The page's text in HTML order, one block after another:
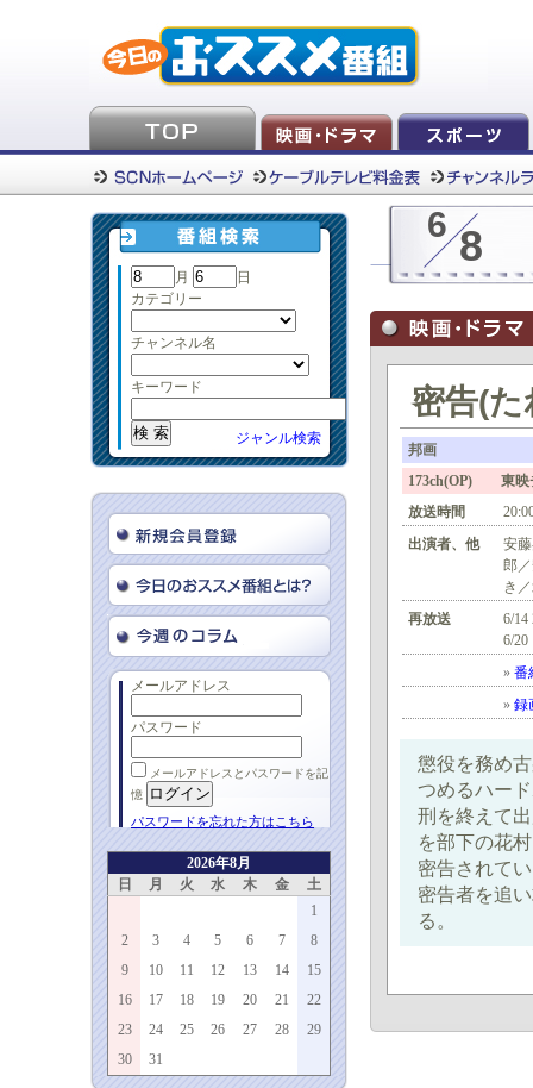
月
日
カテゴリー
チャンネル名
キーワード
ジャンル検索
メールアドレス
パスワード
メールアドレスとパスワードを記
憶
パスワードを忘れた方はこちら
2026年8月
日
月 火 水 木 金
土
1
2
3 4 5 6 7
8
9
10 11 12 13 14
15
16
17 18 19 20 21
22
23
24 25 26 27 28
29
30
31
6 8
密告(
邦画
173ch(OP) 東映
放送時間
出演者、他
安
郎
き
再放送
6/
6/
» 番
» 録
懲役を務め
つめるハー
刑を終えて
を部下の花
密告されて
密告者を追
る。